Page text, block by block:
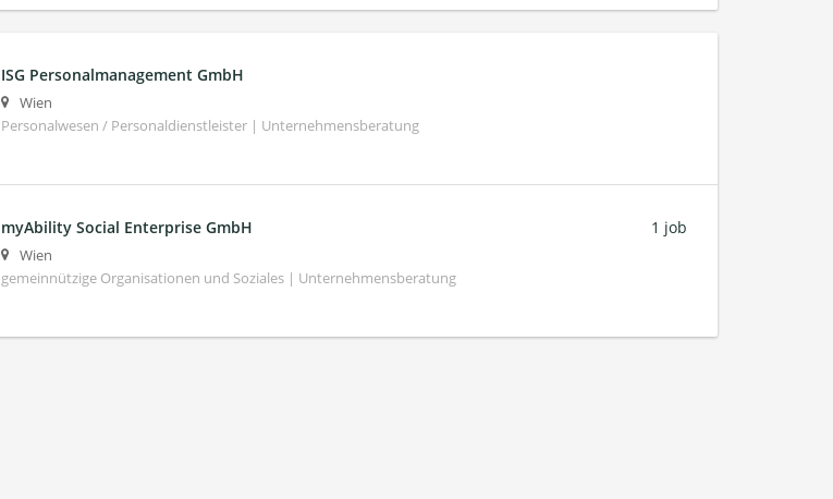
ISG Personalmanagement GmbH
Wien
Personalwesen / Personaldienstleister | Unternehmensberatung
myAbility Social Enterprise GmbH
Wien
gemeinnützige Organisationen und Soziales | Unternehmensberatung
1 job